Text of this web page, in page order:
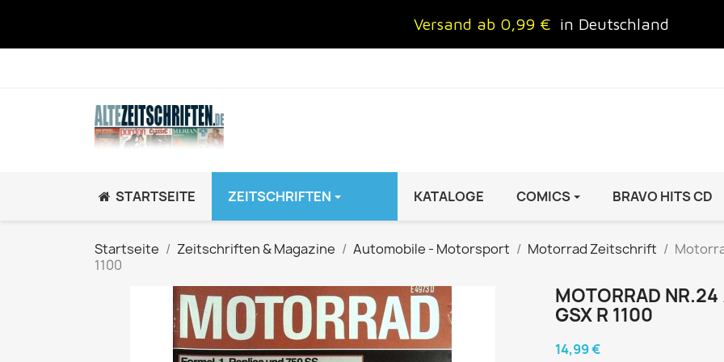
Versand ab 0,99 € in Deutschland
STARTSEITE ZEITSCHRIFTEN
JUGEND / KIND
BRAVO HipHop Special
BRAVO Zeitschrift
hey!
FRAUEN AUTO & MOTOR
auto motor sport Archiv
Autoprospekte &
KATALOGE COMICS BRAVO HITS CD
Startseite Zeitschriften & Magazine Automobile - Motorsport Motorrad Zeitschrift
1100
MOTORRAD
GSX R 1100
14,99 €